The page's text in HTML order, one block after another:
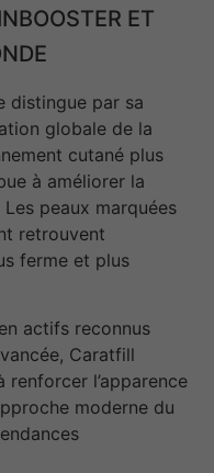
ET
distingue par sa
globale de la
cutané plus
à améliorer la
peaux marquées
retrouvent
ferme et plus
actifs reconnus
Caratfill
l’apparence
moderne du